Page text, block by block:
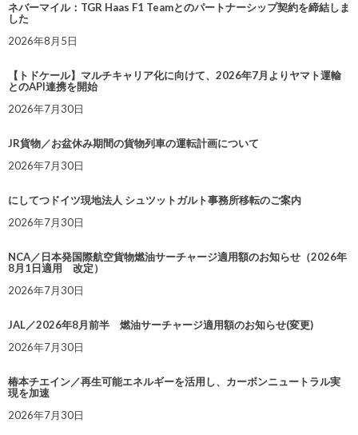
ネバーマイル：TGR Haas F1 Teamとのパートナーシップ契約を締結しま
した
2026年8月5日
【トドケール】マルチキャリア化に向けて、2026年7月よりヤマト運輸
とのAPI連携を開始
2026年7月30日
JR貨物／お盆休み期間の貨物列車の運転計画について
2026年7月30日
にしてつドイツ現地法人 シュツットガルト事務所移転のご案内
2026年7月30日
NCA／日本発国際航空貨物燃油サーチャージ適用額のお知らせ（2026年
8月1日適用 改定）
2026年7月30日
JAL／2026年8月前半 燃油サーチャージ適用額のお知らせ(変更)
2026年7月30日
椿本チエイン／再生可能エネルギーを活用し、カーボンニュートラル実
現を加速
2026年7月30日